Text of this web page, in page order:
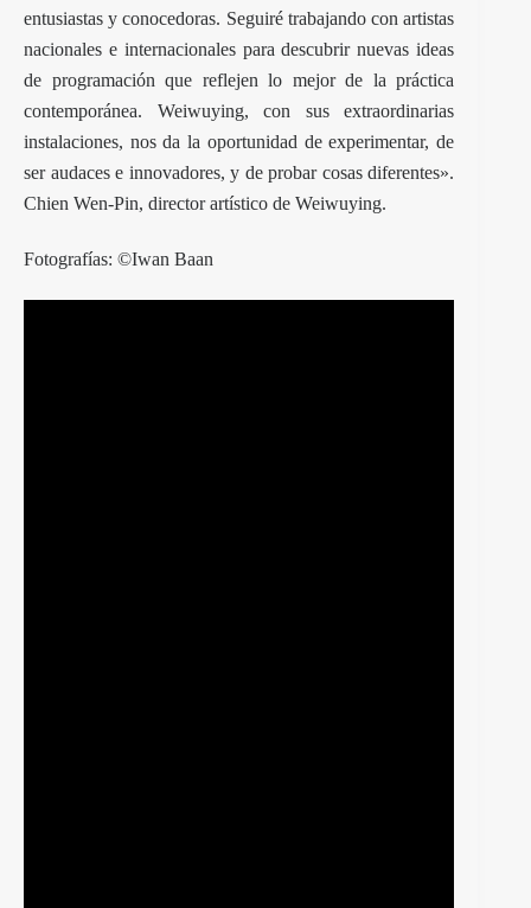
entusiastas y conocedoras. Seguiré trabajando con artistas
nacionales e internacionales para descubrir nuevas ideas
de programación que reflejen lo mejor de la práctica
contemporánea. Weiwuying, con sus extraordinarias
instalaciones, nos da la oportunidad de experimentar, de
ser audaces e innovadores, y de probar cosas diferentes».
Chien Wen-Pin, director artístico de Weiwuying.
Fotografías: ©Iwan Baan